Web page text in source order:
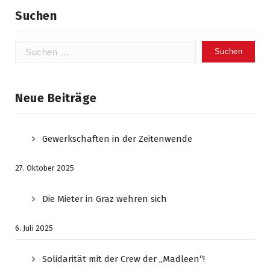
Suchen
Suchen
Neue Beiträge
Gewerkschaften in der Zeitenwende
27. Oktober 2025
Die Mieter in Graz wehren sich
6. Juli 2025
Solidarität mit der Crew der „Madleen“!